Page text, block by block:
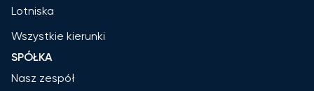
Lotniska
Wszystkie kierunki
SPÓŁKA
Nasz zespół